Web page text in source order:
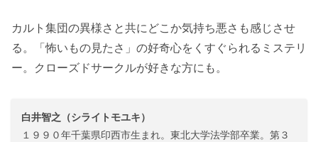
カルト集団の異様さと共にどこか気持ち悪さも感じさせ
る。「怖いもの見たさ」の好奇心をくすぐられるミステリ
ー。クローズドサークルが好きな方にも。
白井智之（シライトモユキ）
１９９０年千葉県印西市生まれ。東北大学法学部卒業。第３